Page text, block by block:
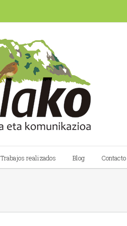
Trabajos realizados Blog Contacto